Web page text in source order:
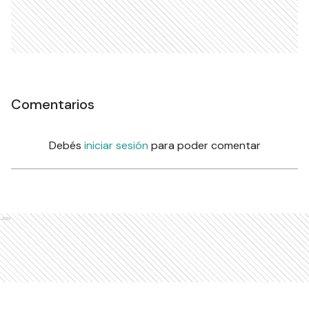
Comentarios
Debés iniciar sesión para poder comentar
Ads